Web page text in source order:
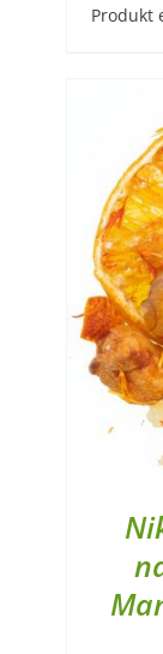
Produkt